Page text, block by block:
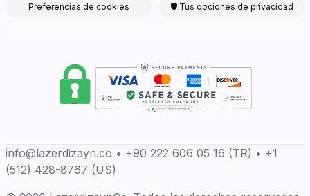
Preferencias de cookies 🛡 Tus opciones de privacidad
info@lazerdizayn.co • +90 222 606 05 16 (TR) • +1
(512) 428-8767 (US)